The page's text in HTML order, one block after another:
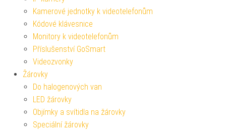
Kamerové jednotky k videotelefonům
Kódové klávesnice
Monitory k videotelefonům
Příslušenství GoSmart
Videozvonky
Žárovky
Do halogenových van
LED žárovky
Objímky a svítidla na žárovky
Speciální žárovky